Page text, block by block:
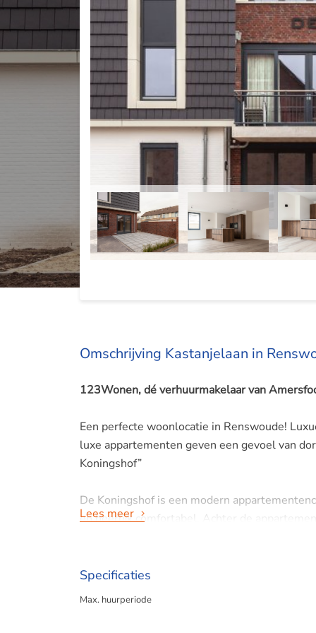
Omschrijving Kastanjelaan in
123Wonen, dé verhuurmakelaar van
Een perfecte woonlocatie in Renswoude!
luxe appartementen geven een gevoel van
Koningshof”
De Koningshof is een modern
en heerlijk comfortabel. Achter de
Het appartement is op de hoek gesitueerd
heerlijke tuin.
Lees meer
Specificaties
Max. huurperiode